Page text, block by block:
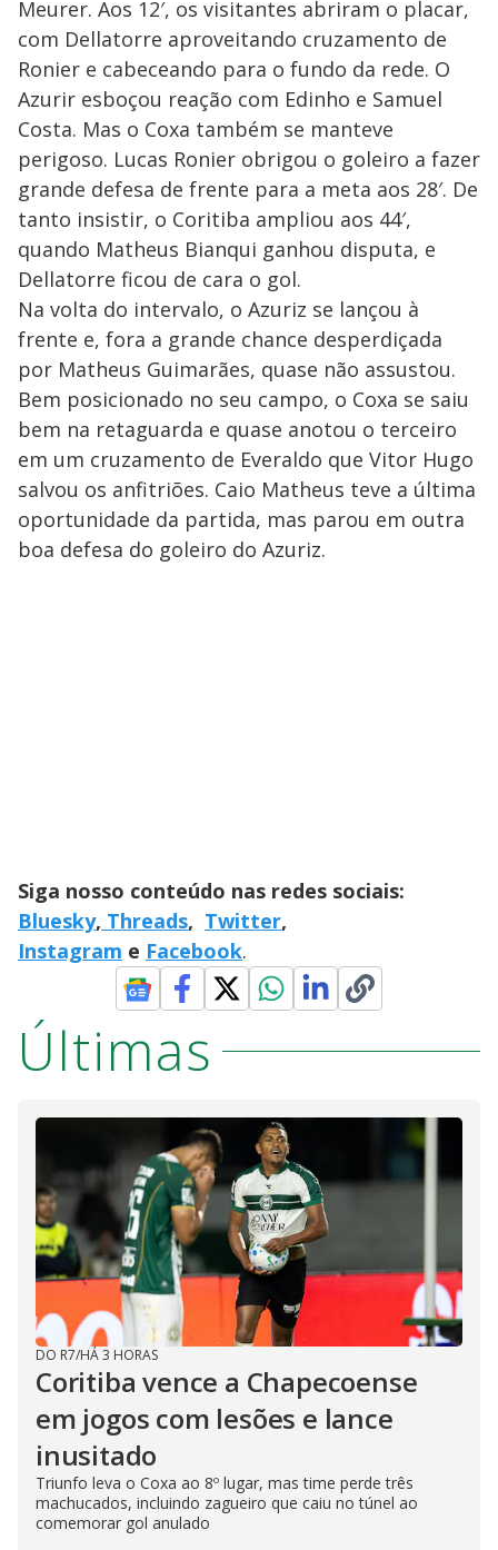
Meurer. Aos 12′, os visitantes abriram o placar,
com Dellatorre aproveitando cruzamento de
Ronier e cabeceando para o fundo da rede. O
Azurir esboçou reação com Edinho e Samuel
Costa. Mas o Coxa também se manteve
perigoso. Lucas Ronier obrigou o goleiro a fazer
grande defesa de frente para a meta aos 28′. De
tanto insistir, o Coritiba ampliou aos 44′,
quando Matheus Bianqui ganhou disputa, e
Dellatorre ficou de cara o gol.
Na volta do intervalo, o Azuriz se lançou à
frente e, fora a grande chance desperdiçada
por Matheus Guimarães, quase não assustou.
Bem posicionado no seu campo, o Coxa se saiu
bem na retaguarda e quase anotou o terceiro
em um cruzamento de Everaldo que Vitor Hugo
salvou os anfitriões. Caio Matheus teve a última
oportunidade da partida, mas parou em outra
boa defesa do goleiro do Azuriz.
Siga nosso conteúdo nas redes sociais:
Bluesky, Threads, Twitter,
Instagram e Facebook.
Últimas
DO R7/HÁ 3 HORAS
Coritiba vence a Chapecoense
em jogos com lesões e lance
inusitado
Triunfo leva o Coxa ao 8º lugar, mas time perde três
machucados, incluindo zagueiro que caiu no túnel ao
comemorar gol anulado